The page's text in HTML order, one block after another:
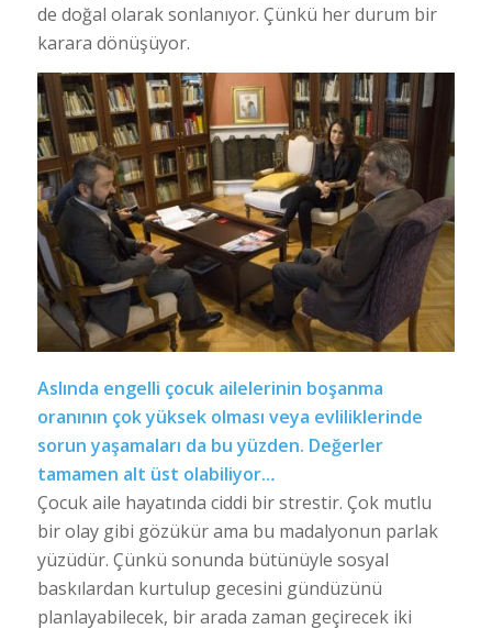
de doğal olarak sonlanıyor. Çünkü her durum bir
karara dönüşüyor.
Aslında engelli çocuk ailelerinin boşanma
oranının çok yüksek olması veya evliliklerinde
sorun yaşamaları da bu yüzden. Değerler
tamamen alt üst olabiliyor...
Çocuk aile hayatında ciddi bir strestir. Çok mutlu
bir olay gibi gözükür ama bu madalyonun parlak
yüzüdür. Çünkü sonunda bütünüyle sosyal
baskılardan kurtulup gecesini gündüzünü
planlayabilecek, bir arada zaman geçirecek iki